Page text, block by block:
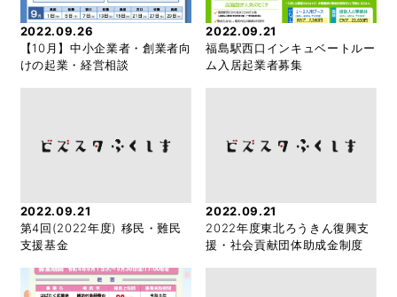
2022.09.26
【10月】中小企業者・創業者向
けの起業・経営相談
2022.09.21
福島駅西口インキュベートルー
ム入居起業者募集
2022.09.21
第4回(2022年度) 移民・難民
支援基金
2022.09.21
2022年度東北ろうきん復興支
援・社会貢献団体助成金制度